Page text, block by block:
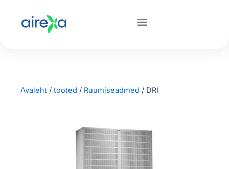
Avaleht / tooted / Ruumiseadmed / DRI